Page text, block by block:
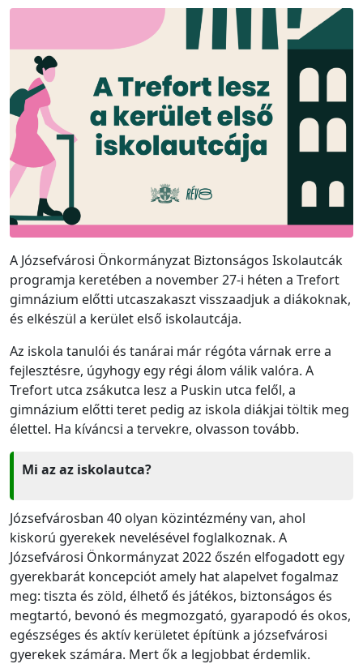
A Józsefvárosi Önkormányzat Biztonságos Iskolautcák
programja keretében a november 27-i héten a Trefort
gimnázium előtti utcaszakaszt visszaadjuk a diákoknak,
és elkészül a kerület első iskolautcája.
Az iskola tanulói és tanárai már régóta várnak erre a
fejlesztésre, úgyhogy egy régi álom válik valóra. A
Trefort utca zsákutca lesz a Puskin utca felől, a
gimnázium előtti teret pedig az iskola diákjai töltik meg
élettel. Ha kíváncsi a tervekre, olvasson tovább.
Mi az az iskolautca?
Józsefvárosban 40 olyan közintézmény van, ahol
kiskorú gyerekek nevelésével foglalkoznak. A
Józsefvárosi Önkormányzat 2022 őszén elfogadott egy
gyerekbarát koncepciót amely hat alapelvet fogalmaz
meg: tiszta és zöld, élhető és játékos, biztonságos és
megtartó, bevonó és megmozgató, gyarapodó és okos,
egészséges és aktív kerületet építünk a józsefvárosi
gyerekek számára. Mert ők a legjobbat érdemlik.